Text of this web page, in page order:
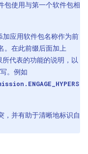
包使用与第一个软件包相
应用软件包名称作为前
。在此前缀后面加上
所代表的功能的说明，以
。例如
，并有助于清晰地标识自